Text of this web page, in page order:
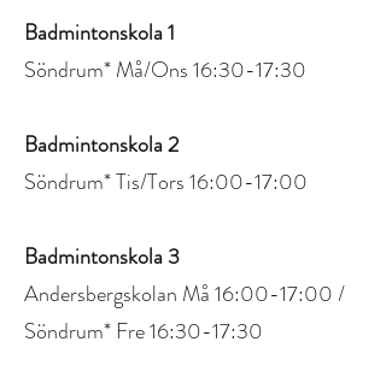
Badmintonskola 1
Söndrum* Må/Ons 16:30-17:30
Badmintonskola 2
Söndrum* Tis/Tors 16:00-17:00
Badmintonskola 3
Andersbergskolan Må 16:00-17:00 /
Söndrum* Fre 16:30-17:30